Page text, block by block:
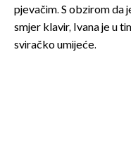
pjevačim. S obzirom da
smjer klavir, Ivana je u
sviračko umijeće.